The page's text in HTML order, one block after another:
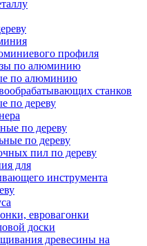
профиля
по алюминию
по алюминию
станков
по дереву
по дереву
по дереву
пил по дереву
для
инструмента
евровагонки
доски
древесины на